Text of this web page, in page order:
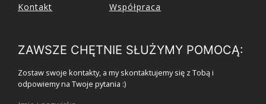
Kontakt
Współpraca
ZAWSZE CHĘTNIE SŁUŻYMY POMOCĄ:
Zostaw swoje kontakty, a my skontaktujemy się z Tobą i
odpowiemy na Twoje pytania :)